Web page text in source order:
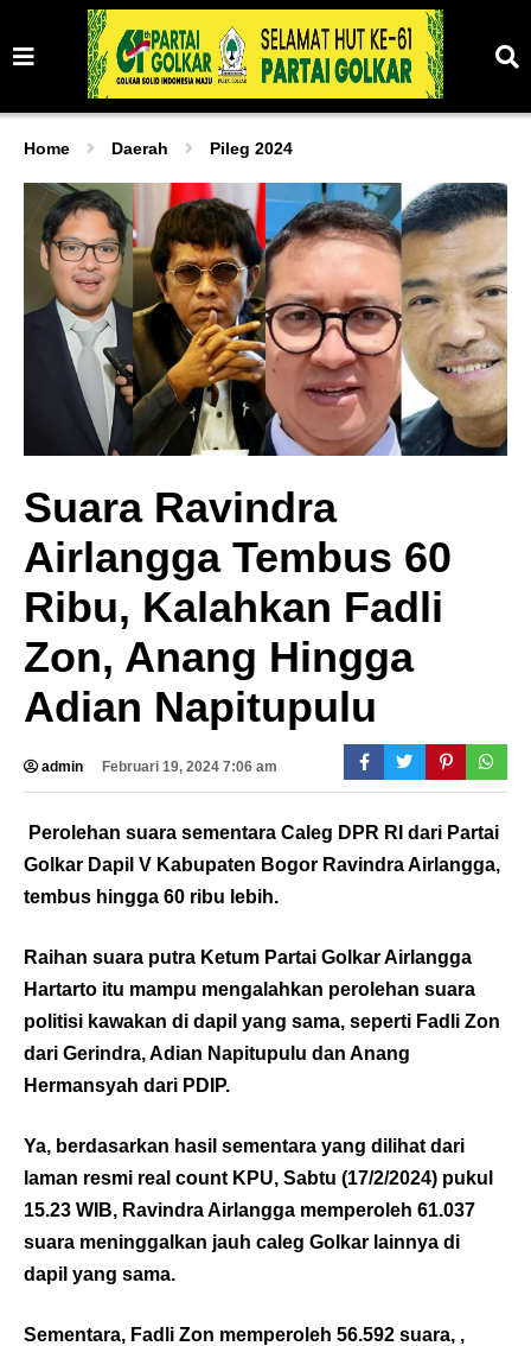
Home Daerah Pileg 2024
Suara Ravindra
Airlangga Tembus 60
Ribu, Kalahkan Fadli
Zon, Anang Hingga
Adian Napitupulu
admin Februari 19, 2024 7:06 am
Perolehan suara sementara Caleg DPR RI dari Partai
Golkar Dapil V Kabupaten Bogor Ravindra Airlangga,
tembus hingga 60 ribu lebih.
Raihan suara putra Ketum Partai Golkar Airlangga
Hartarto itu mampu mengalahkan perolehan suara
politisi kawakan di dapil yang sama, seperti Fadli Zon
dari Gerindra, Adian Napitupulu dan Anang
Hermansyah dari PDIP.
Ya, berdasarkan hasil sementara yang dilihat dari
laman resmi real count KPU, Sabtu (17/2/2024) pukul
15.23 WIB, Ravindra Airlangga memperoleh 61.037
suara meninggalkan jauh caleg Golkar lainnya di
dapil yang sama.
Sementara, Fadli Zon memperoleh 56.592 suara, ,